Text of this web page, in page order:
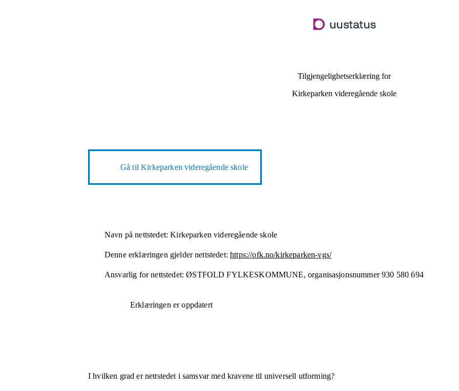
hovedinnhold
Tilgjengelighetserklæring for
Kirkeparken videregående skole
Gå tilKirkeparken videregående skole
Navn på nettstedet: Kirkeparken videregående skole
Denne erklæringen gjelder nettstedet: https://ofk.no/kirkeparken-vgs/
Ansvarlig for nettstedet: ØSTFOLD FYLKESKOMMUNE, organisasjonsnummer 930 580 694
Erklæringen er oppdatert
I hvilken grad er nettstedet i samsvar med kravene til universell utforming?